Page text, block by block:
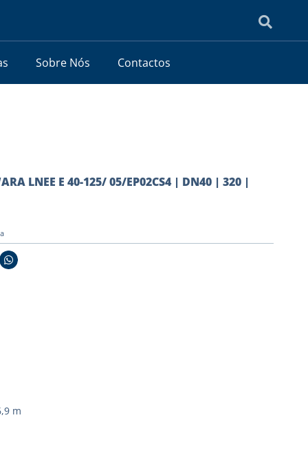
Sobre Nós Contactos
LNEE E 40-125/ 05/EP02CS4 | DN40 | 320 |
m